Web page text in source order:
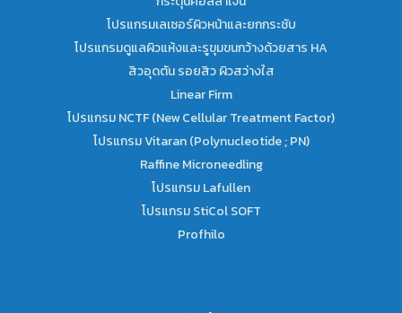
โปรแกรมเลเซอร์ผิวหน้าและยกกระชับ
โปรแกรมดูแลผิวแห้งและรูขุมขนกว้างด้วยสาร HA
สิวอุดตัน รอยสิว ผิวสว่างใส
Linear Firm
โปรแกรม NCTF (New Cellular Treatment Factor)
โปรแกรม Vitaran (Polynucleotide ; PN)
Raffine Microneedling
โปรแกรม Lafullen
โปรแกรม StiCol SOFT
Profhilo